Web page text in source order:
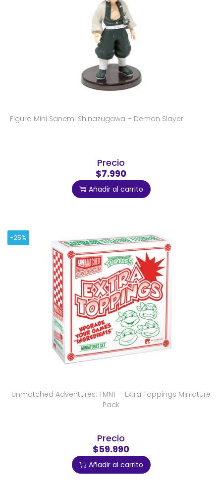
Figura Mini Sanemi Shinazugawa – Demon Slayer
Precio
$7.990
Añadir al carrito
-25%
Unmatched Adventures: TMNT – Extra Toppings Miniature
Pack
Precio
$59.990
Añadir al carrito